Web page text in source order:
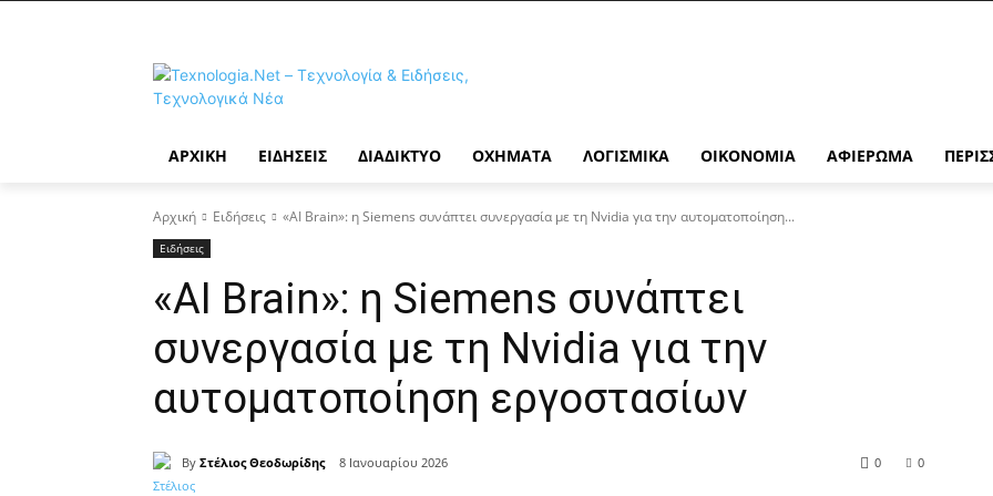
ΑΡΧΙΚΉ ΕΙΔΉΣΕΙΣ ΔΙΑΔΊΚΤΥΟ ΟΧΉΜΑΤΑ ΛΟΓΙΣΜΙΚΆ ΟΙΚΟΝΟΜΊΑ ΑΦΙΈΡΩΜΑ
Αρχική Ειδήσεις «AI Brain»: η Siemens συνάπτει συνεργασία με τη Nvidia για την αυτοματοποίηση...
Ειδήσεις
«AI Brain»: η Siemens συνάπτει
συνεργασία με τη Nvidia για την
αυτοματοποίηση εργοστασίων
By Στέλιος Θεοδωρίδης 8 Ιανουαρίου 2026 0
0